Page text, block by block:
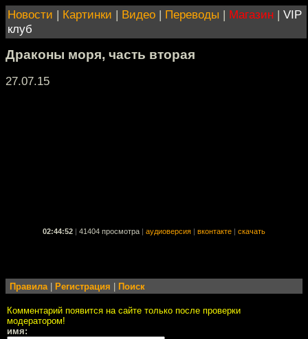
Новости | Картинки | Видео | Переводы | Магазин | VIP
клуб
Драконы моря, часть вторая
27.07.15
02:44:52 41404 просмотра аудиоверсия вконтакте скачать
Правила| Регистрация Поиск
Комментарий появится на сайте только после проверки
модератором!
имя: